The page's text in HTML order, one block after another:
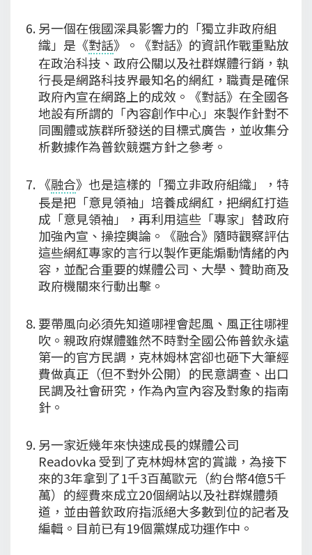
另一個在俄國深具影響力的「獨立非政府組
織」是《對話》。《對話》的資訊作戰重點放
在政治科技、政府公關以及社群媒體行銷，執
行長是網路科技界最知名的網紅，職責是確保
政府內宣在網路上的成效。《對話》在全國各
地設有所謂的「內容創作中心」來製作針對不
同團體或族群所發送的目標式廣告，並收集分
析數據作為普欽競選方針之參考。
《融合》也是這樣的「獨立非政府組織」，特
長是把「意見領袖」培養成網紅，把網紅打造
成「意見領袖」，再利用這些「專家」替政府
加強內宣、操控輿論。《融合》隨時觀察評估
這些網紅專家的言行以製作更能煽動情緒的內
容，並配合重要的媒體公司、大學、贊助商及
政府機關來行動出擊。
要帶風向必須先知道哪裡會起風、風正往哪裡
吹。親政府媒體雖然不時對全國公佈普欽永遠
第一的官方民調，克林姆林宮卻也砸下大筆經
費做真正（但不對外公開）的民意調查、出口
民調及社會研究，作為內宣內容及對象的指南
針。
另一家近幾年來快速成長的媒體公司
Readovka 受到了克林姆林宮的賞識，為接下
來的3年拿到了1千3百萬歐元（約台幣4億5千
萬）的經費來成立20個網站以及社群媒體頻
道，並由普欽政府指派絕大多數到位的記者及
編輯。目前已有19個黨媒成功運作中。